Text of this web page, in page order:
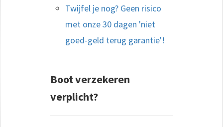
Twijfel je nog? Geen risico
met onze 30 dagen 'niet
goed-geld terug garantie'!
Boot verzekeren
verplicht?